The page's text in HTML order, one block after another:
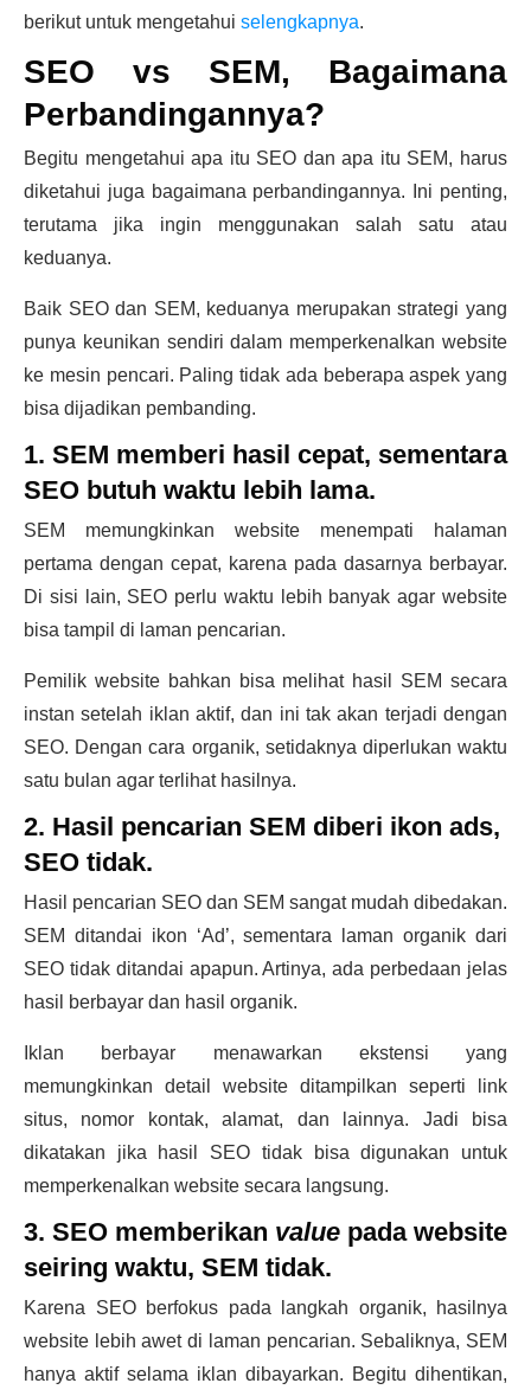
berikut untuk mengetahui selengkapnya.
SEO vs SEM, Bagaimana
Perbandingannya?
Begitu mengetahui apa itu SEO dan apa itu SEM, harus
diketahui juga bagaimana perbandingannya. Ini penting,
terutama jika ingin menggunakan salah satu atau
keduanya.
Baik SEO dan SEM, keduanya merupakan strategi yang
punya keunikan sendiri dalam memperkenalkan website
ke mesin pencari. Paling tidak ada beberapa aspek yang
bisa dijadikan pembanding.
1. SEM memberi hasil cepat, sementara
SEO butuh waktu lebih lama.
SEM memungkinkan website menempati halaman
pertama dengan cepat, karena pada dasarnya berbayar.
Di sisi lain, SEO perlu waktu lebih banyak agar website
bisa tampil di laman pencarian.
Pemilik website bahkan bisa melihat hasil SEM secara
instan setelah iklan aktif, dan ini tak akan terjadi dengan
SEO. Dengan cara organik, setidaknya diperlukan waktu
satu bulan agar terlihat hasilnya.
2. Hasil pencarian SEM diberi ikon ads,
SEO tidak.
Hasil pencarian SEO dan SEM sangat mudah dibedakan.
SEM ditandai ikon ‘Ad’, sementara laman organik dari
SEO tidak ditandai apapun. Artinya, ada perbedaan jelas
hasil berbayar dan hasil organik.
Iklan berbayar menawarkan ekstensi yang
memungkinkan detail website ditampilkan seperti link
situs, nomor kontak, alamat, dan lainnya. Jadi bisa
dikatakan jika hasil SEO tidak bisa digunakan untuk
memperkenalkan website secara langsung.
3. SEO memberikan value pada website
seiring waktu, SEM tidak.
Karena SEO berfokus pada langkah organik, hasilnya
website lebih awet di laman pencarian. Sebaliknya, SEM
hanya aktif selama iklan dibayarkan. Begitu dihentikan,